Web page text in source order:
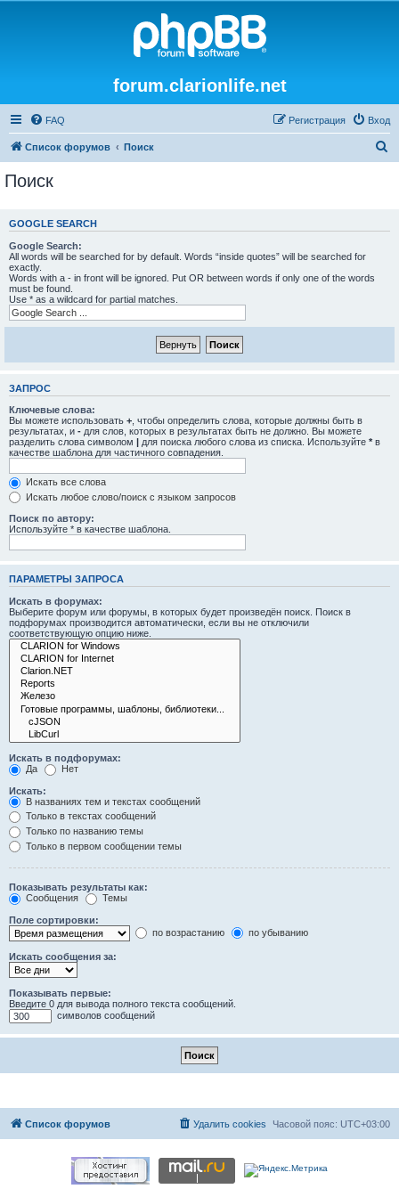
forum.clarionlife.net
FAQ Вход
Регистрация
Список форумов Поиск
к
Поиск
GOOGLE SEARCH
Google Search:
All words will be searched for by default. Words “inside quotes” will be searched for
exactly.
Words with a - in front will be ignored. Put OR between words if only one of the words
must be found.
Use * as a wildcard for partial matches.
ЗАПРОС
Ключевые слова:
Вы можете использовать + , чтобы определить слова, которые должны быть в
результатах, и - для слов, которых в результатах быть не должно. Вы можете
разделить слова символом | для поиска любого слова из списка. Используйте * в
качестве шаблона для частичного совпадения.
Искать все слова
Искать любое слово/поиск с языком запросов
Поиск по автору:
Используйте * в качестве шаблона.
ПАРАМЕТРЫ ЗАПРОСА
Искать в форумах:
Выберите форум или форумы, в которых будет произведён поиск. Поиск в
подфорумах производится автоматически, если вы не отключили
соответствующую опцию ниже.
Искать в подфорумах:
Да
Нет
Искать:
В названиях тем и текстах сообщений
Только в текстах сообщений
Только по названию темы
Только в первом сообщении темы
Показывать результаты как:
Сообщения
Темы
Поле сортировки:
по возрастанию
по убыванию
Искать сообщения за:
Показывать первые:
Введите 0 для вывода полного текста сообщений.
символов сообщений
Список форумов Часовой пояс: UTC+03:00
Удалить cookies